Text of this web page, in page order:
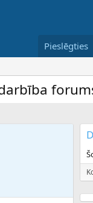
Pieslēgties
forums